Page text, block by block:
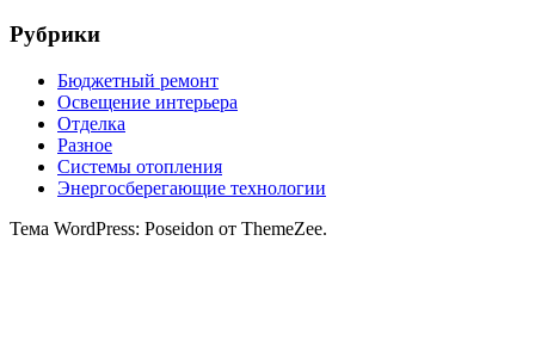
Рубрики
Бюджетный ремонт
Освещение интерьера
Отделка
Разное
Системы отопления
Энергосберегающие технологии
Тема WordPress: Poseidon от ThemeZee.